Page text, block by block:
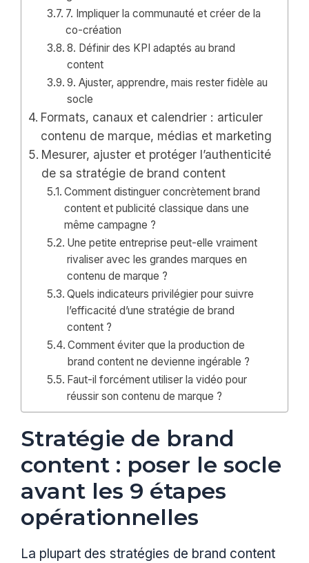
7. Impliquer la communauté et créer de la
co-création
8. Définir des KPI adaptés au brand
content
9. Ajuster, apprendre, mais rester fidèle au
socle
Formats, canaux et calendrier : articuler
contenu de marque, médias et marketing
Mesurer, ajuster et protéger l’authenticité
de sa stratégie de brand content
Comment distinguer concrètement brand
content et publicité classique dans une
même campagne ?
Une petite entreprise peut-elle vraiment
rivaliser avec les grandes marques en
contenu de marque ?
Quels indicateurs privilégier pour suivre
l’efficacité d’une stratégie de brand
content ?
Comment éviter que la production de
brand content ne devienne ingérable ?
Faut-il forcément utiliser la vidéo pour
réussir son contenu de marque ?
Stratégie de brand
content : poser le socle
avant les 9 étapes
opérationnelles
La plupart des stratégies de brand content